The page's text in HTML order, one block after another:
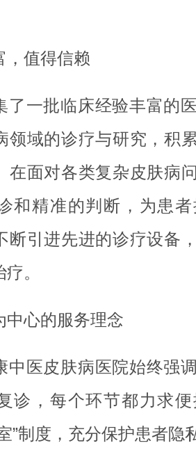
，值得信赖
了一批临床经验丰富的
领域的诊疗与研究，积
在面对各类复杂皮肤病
和精准的判断，为患
断引进先进的诊疗设备
。
中心的服务理念
中医皮肤病医院始终强
诊，每个环节都力求
”制度，充分保护患者隐